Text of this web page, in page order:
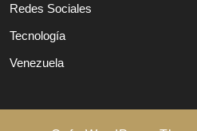
Redes Sociales
Tecnología
Venezuela